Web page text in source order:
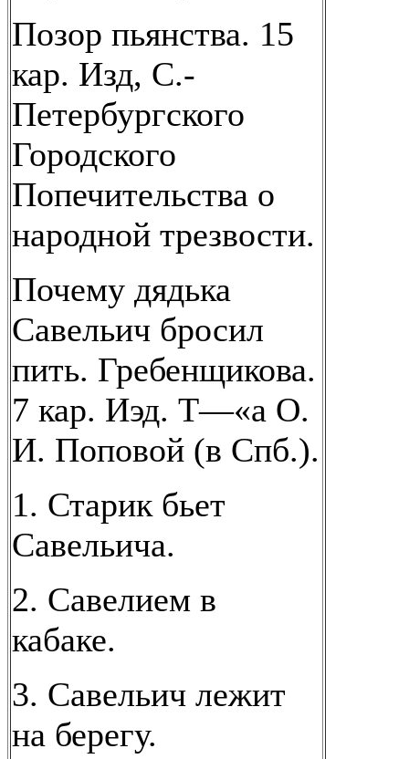
Позор пьянства. 15
кар. Изд, С.-
Петербургского
Городского
Попечительства о
народной трезвости.
Почему дядька
Савельич бросил
пить. Гребенщикова.
7 кар. Иэд. Т—«а О.
И. Поповой (в Спб.).
1. Старик бьет
Савельича.
2. Савелием в
кабаке.
3. Савельич лежит
на берегу.